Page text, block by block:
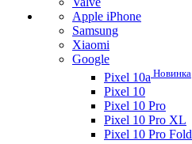
Apple iPhone
Samsung
Xiaomi
Google
Pixel 10a Новинка
Pixel 10
Pixel 10 Pro
Pixel 10 Pro XL
Pixel 10 Pro Fold